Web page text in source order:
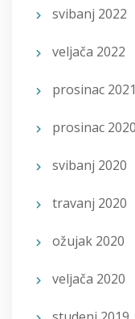
svibanj 2022
veljača 2022
prosinac 2021
prosinac 2020
svibanj 2020
travanj 2020
ožujak 2020
veljača 2020